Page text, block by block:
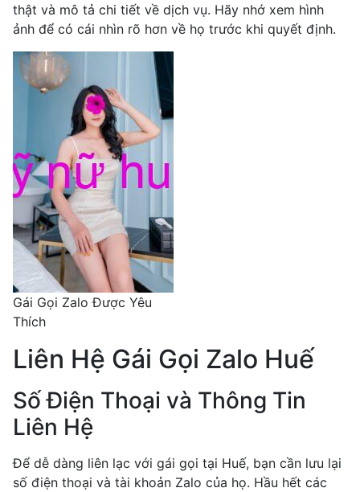
thật và mô tả chi tiết về dịch vụ. Hãy nhớ xem hình
ảnh để có cái nhìn rõ hơn về họ trước khi quyết định.
Gái Gọi Zalo Được Yêu
Thích
Liên Hệ Gái Gọi Zalo Huế
Số Điện Thoại và Thông Tin
Liên Hệ
Để dễ dàng liên lạc với gái gọi tại Huế, bạn cần lưu lại
số điện thoại và tài khoản Zalo của họ. Hầu hết các